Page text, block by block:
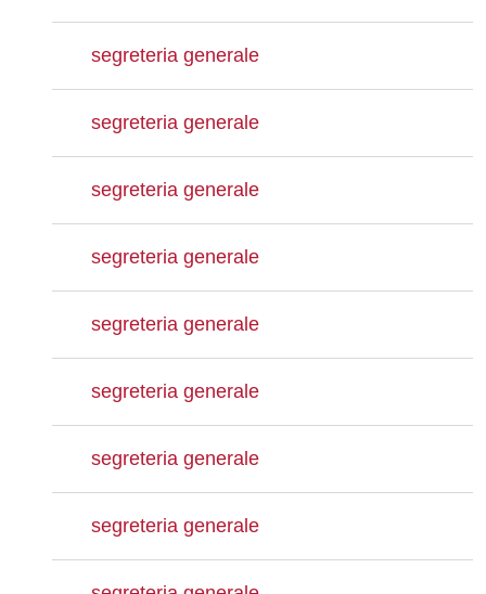
segreteria generale
segreteria generale
segreteria generale
segreteria generale
segreteria generale
segreteria generale
segreteria generale
segreteria generale